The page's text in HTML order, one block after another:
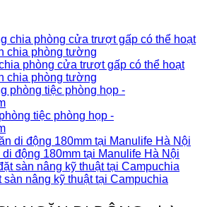
phòng cửa trượt gấp có thể hoạt
chia phòng tường
tiệc phòng họp -
động 180mm tại Manulife Hà Nội
nâng kỹ thuật tại Campuchia